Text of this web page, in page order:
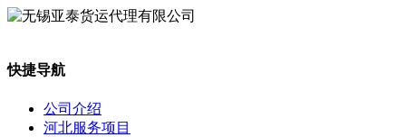
快捷导航
公司介绍
河北服务项目